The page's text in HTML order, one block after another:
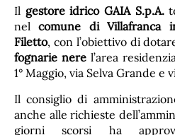
Il gestore idrico GAIA S.p.A.
nelcomune di Villafranca
Filetto, con l’obiettivo di
fognarie nere l’area
1° Maggio, via Selva Grande e
Il consiglio di
anche alle richieste
giorni scorsi ha